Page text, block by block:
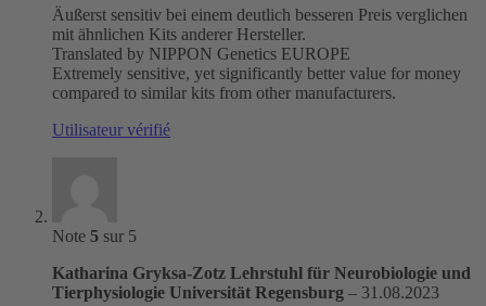
Äußerst sensitiv bei einem deutlich besseren Preis verglichen
mit ähnlichen Kits anderer Hersteller.
Translated by NIPPON Genetics EUROPE
Extremely sensitive, yet significantly better value for money
compared to similar kits from other manufacturers.
Utilisateur vérifié
Note 5 sur 5
Katharina Gryksa-Zotz Lehrstuhl für Neurobiologie und
Tierphysiologie Universität Regensburg – 31.08.2023